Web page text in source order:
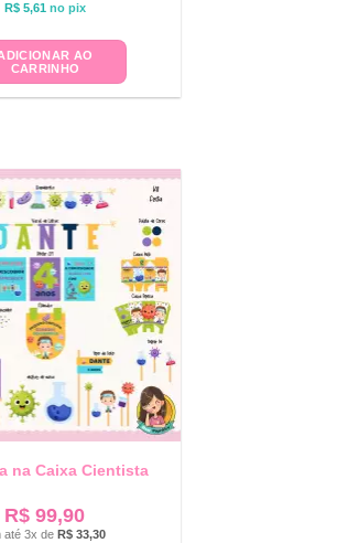
R$5,61 no pix
AO
CARRINHO
na Caixa Cientista
R$ 99,90
até 3x deR$ 33,30